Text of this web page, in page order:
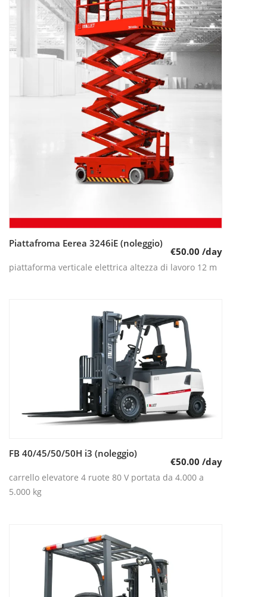
Leggi tutto
Piattafroma Eerea 3246iE (noleggio)
€50.00 /day
piattaforma verticale elettrica altezza di lavoro 12 m
Leggi tutto
FB 40/45/50/50H i3 (noleggio)
€50.00 /day
carrello elevatore 4 ruote 80 V portata da 4.000 a
5.000 kg